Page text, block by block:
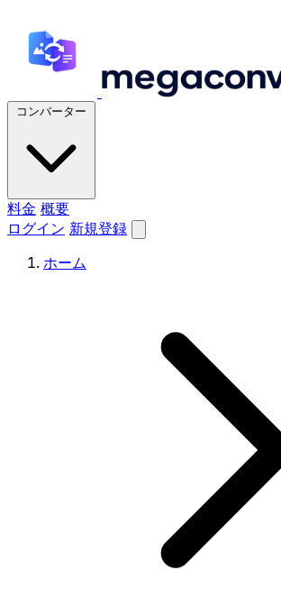
コンバーター
料金 概要
ログイン 新規登録
ホーム